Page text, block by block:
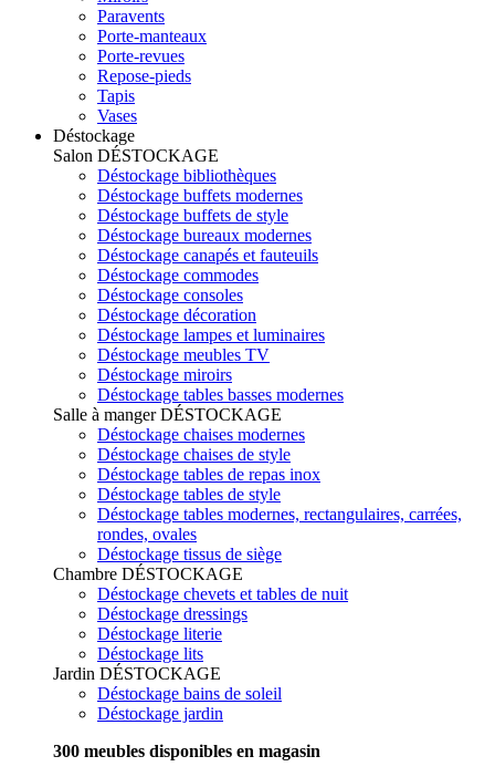
Paravents
Porte-manteaux
Porte-revues
Repose-pieds
Tapis
Vases
Déstockage
Salon DÉSTOCKAGE
Déstockage bibliothèques
Déstockage buffets modernes
Déstockage buffets de style
Déstockage bureaux modernes
Déstockage canapés et fauteuils
Déstockage commodes
Déstockage consoles
Déstockage décoration
Déstockage lampes et luminaires
Déstockage meubles TV
Déstockage miroirs
Déstockage tables basses modernes
Salle à mangerDÉSTOCKAGE
Déstockage chaises modernes
Déstockage chaises de style
Déstockage tables de repas inox
Déstockage tables de style
Déstockage tables modernes, rectangulaires, carrées,
rondes, ovales
Déstockage tissus de siège
Chambre DÉSTOCKAGE
Déstockage chevets et tables de nuit
Déstockage dressings
Déstockage literie
Déstockage lits
Jardin DÉSTOCKAGE
Déstockage bains de soleil
Déstockage jardin
300 meubles disponibles en magasin